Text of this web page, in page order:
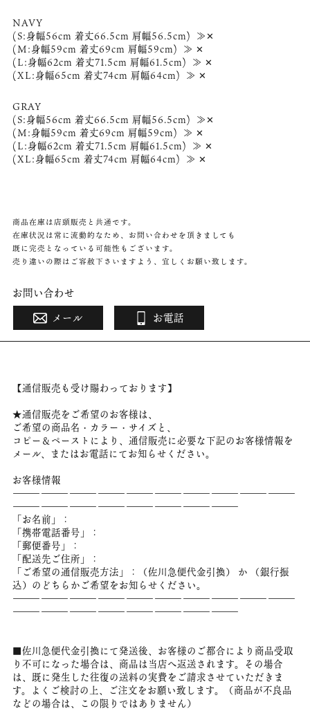
NAVY
(S:身幅56cm 着丈66.5cm 肩幅56.5cm) ≫✕
(M:身幅59cm 着丈69cm 肩幅59cm) ≫ ✕
(L:身幅62cm 着丈71.5cm 肩幅61.5cm) ≫ ✕
(XL:身幅65cm 着丈74cm 肩幅64cm) ≫ ✕
GRAY
(S:身幅56cm 着丈66.5cm 肩幅56.5cm) ≫✕
(M:身幅59cm 着丈69cm 肩幅59cm) ≫ ✕
(L:身幅62cm 着丈71.5cm 肩幅61.5cm) ≫ ✕
(XL:身幅65cm 着丈74cm 肩幅64cm) ≫ ✕
商品在庫は店頭販売と共通です。
在庫状況は常に流動的なため、お問い合わせを頂きましても
既に完売となっている可能性もございます。
売り違いの際はご容赦下さいますよう、宜しくお願い致します。
お問い合わせ
メール
お電話
【通信販売も受け賜わっております】
★通信販売をご希望のお客様は、
ご希望の商品名・カラー・サイズと、
コピー＆ペーストにより、通信販売に必要な下記のお客様情報を
メール、またはお電話にてお知らせください。
お客様情報
――――――――――――――――――――――――――――――
――――――――――――――――――――――――
「お名前」：
「携帯電話番号」：
「郵便番号」：
「配送先ご住所」：
「ご希望の通信販売方法」：（佐川急便代金引換） か （銀行振
込）のどちらかご希望をお知らせください。
――――――――――――――――――――――――――――――
――――――――――――――――――――――――
■佐川急便代金引換にて発送後、お客様のご都合により商品受取
り不可になった場合は、商品は当店へ返送されます。その場合
は、既に発生した往復の送料の実費をご請求させていただきま
す。よくご検討の上、ご注文をお願い致します。（商品が不良品
などの場合は、この限りではありません）